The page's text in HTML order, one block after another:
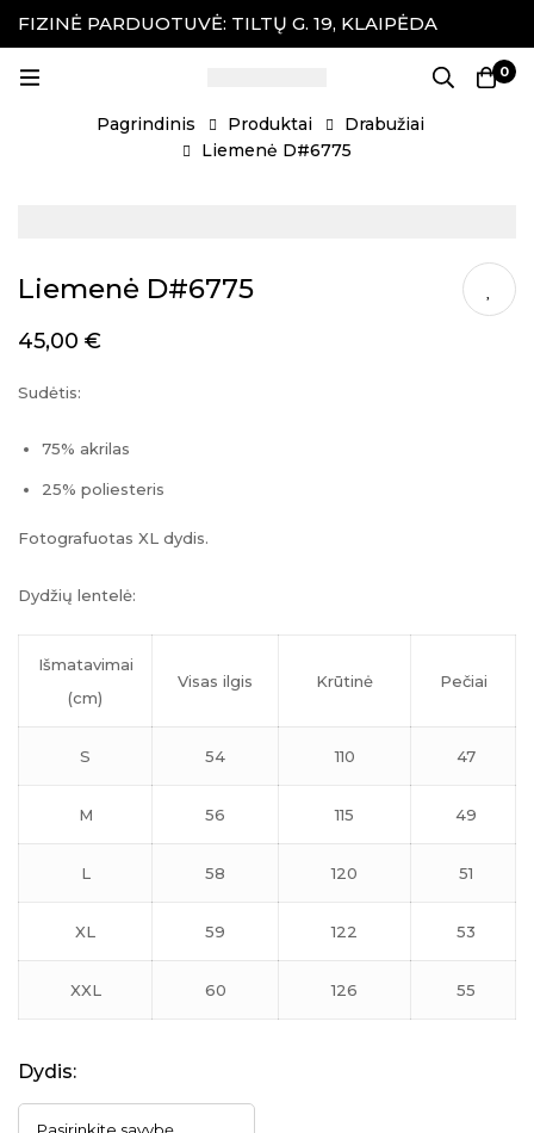
FIZINĖ PARDUOTUVĖ: TILTŲ G. 19, KLAIPĖDA
0
Pagrindinis Produktai
Drabužiai
Liemenė D#6775
Liemenė D#6775
45,00 €
Sudėtis:
75% akrilas
25% poliesteris
Fotografuotas XL dydis.
Dydžių lentelė:
Išmatavimai
(cm)
Visas ilgis Krūtinė Pečiai
S 54 110 47
M 56 115 49
L 58 120 51
XL 59 122 53
XXL 60 126 55
Dydis: